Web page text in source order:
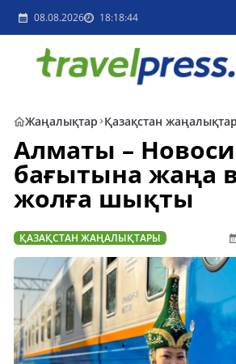
08.08.2026 18:18:44
Жаңалықтар Қазақстан
Алматы –
бағытына жаңа
жолға шықты
ҚАЗАҚСТАН ЖАҢАЛЫҚТАРЫ